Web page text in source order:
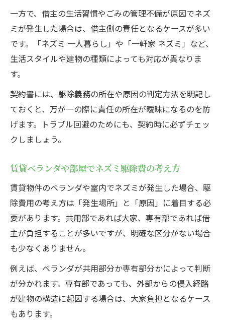
一方で、借主の生活習慣やごみの管理不備が原因でネズ
ミが発生した場合は、借主側の責任となるケースが多い
です。「ネズミ 一人暮らし」や「一軒家 ネズミ」など、
生活スタイルや建物の種類によっても対応が異なりま
す。
契約書には、駆除義務の所在や原因の判定方法を明記し
ておくと、万が一の際に責任の所在が曖昧になるのを防
げます。トラブル回避のためにも、契約時に必ずチェッ
クしましょう。
賃貸ベランダや部屋でネズミ駆除費の考え方
賃貸物件のベランダや室内でネズミが発生した場合、駆
除費用の考え方は「発生場所」と「原因」に着目する必
要があります。共用部であれば大家、専有部であれば借
主が負担することが多いですが、明確な区分がない場合
も少なくありません。
例えば、ベランダが共用部分か専有部分かによって判断
が分かれます。専有部であっても、外部からの侵入経路
が建物の構造に起因する場合は、大家負担となるケース
もあります。